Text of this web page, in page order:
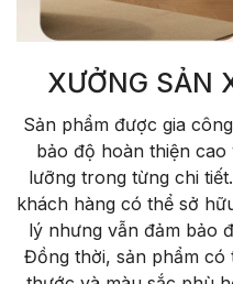
XƯỞNG SẢN
Sản phẩm được gia
bảo độ hoàn thiện
lưỡng trong từng chi
khách hàng có thể sở
lý nhưng vẫn đảm bảo
Đồng thời, sản phẩm